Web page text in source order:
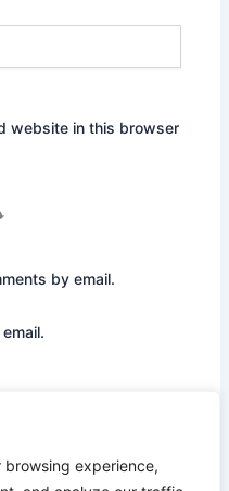
browsing experience,
website in this browser
by email.